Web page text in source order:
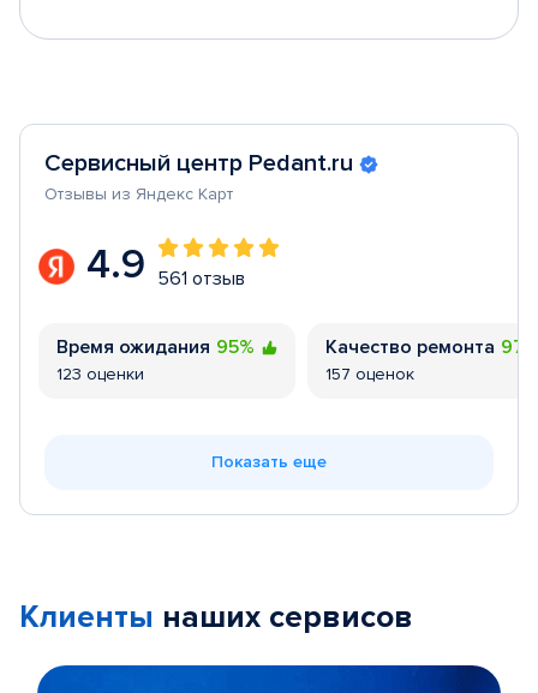
Сервисный центр Pedant.ru
Отзывы из Яндекс Карт
4.9 561 отзыв
Время ожидания 95%
123 оценки
Качество ремонта
157 оценок
Показать еще
Клиенты наших сервисов